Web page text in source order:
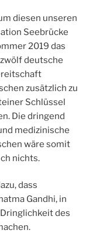
diesen unseren
Seebrücke
2019 das
deutsche
zusätzlich zu
Schlüssel
Die dringend
medizinische
wäre somit
nichts.
dass
Gandhi, in
des